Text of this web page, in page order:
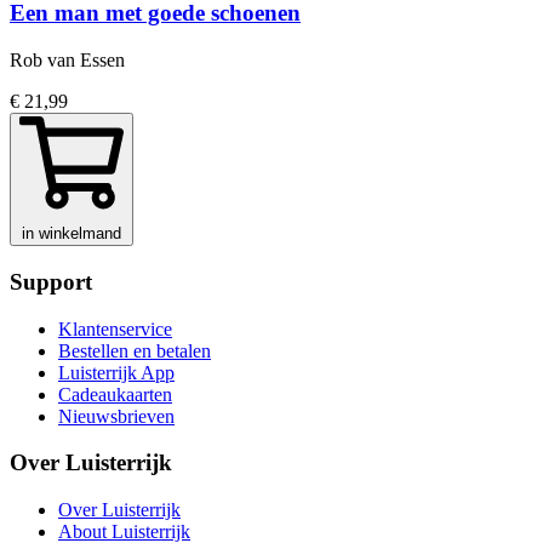
Een man met goede schoenen
Rob van Essen
€ 21,99
in winkelmand
Support
Klantenservice
Bestellen en betalen
Luisterrijk App
Cadeaukaarten
Nieuwsbrieven
Over Luisterrijk
Over Luisterrijk
About Luisterrijk